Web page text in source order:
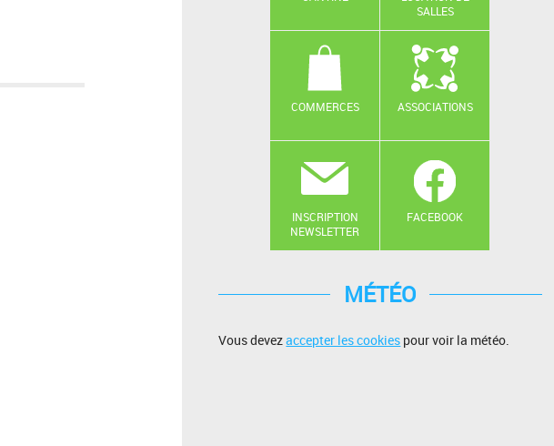
SALLES
COMMERCES ASSOCIATIONS
INSCRIPTION
NEWSLETTER
FACEBOOK
MÉTÉO
Vous devezaccepter les cookies pour voir la météo.